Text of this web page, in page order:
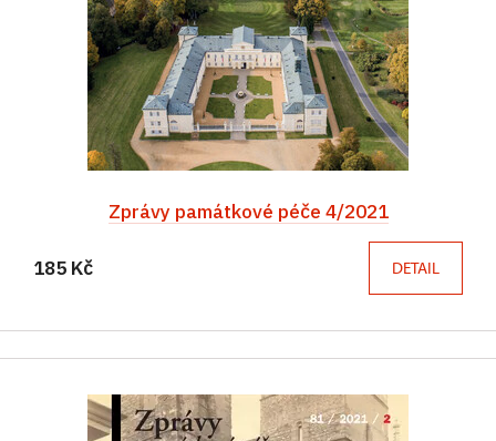
Zprávy památkové péče 4/2021
185 Kč DETAIL